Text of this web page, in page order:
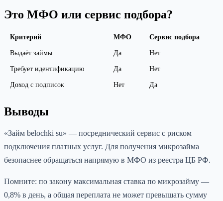
Это МФО или сервис подбора?
Критерий МФО Сервис подбора
Выдаёт займы Да Нет
Требует идентификацию Да Нет
Доход с подписок Нет Да
Выводы
«Займ belochki su» — посреднический сервис с риском
подключения платных услуг. Для получения микрозайма
безопаснее обращаться напрямую в МФО из реестра ЦБ РФ.
Помните: по закону максимальная ставка по микрозайму —
0,8% в день, а общая переплата не может превышать сумму